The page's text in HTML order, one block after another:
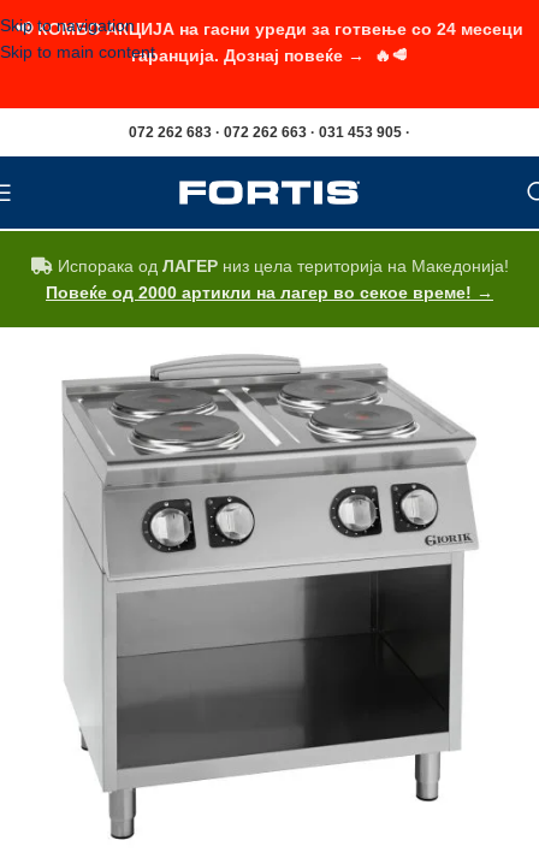
Skip to navigation
Skip to main content
072 262 683 · 072 262 663 · 031 453 905 ·
Испорака од ЛАГЕРниз цела територија на Македонија!
Повеќе од 2000 артикли на лагер во секое време! →
📢 КОМБО АКЦИЈА на гасни уреди за готвење со 24 месеци
гаранција. Дознај повеќе → 🔥🥩